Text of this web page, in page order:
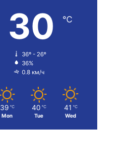
30 ℃
36º - 26º
36%
0.8 км/ч
39 ℃
Mon
40 ℃
Tue
41 ℃
Wed